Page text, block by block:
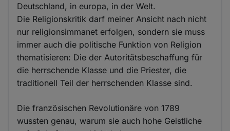
Deutschland, in europa, in der Welt.
Die Religionskritik darf meiner Ansicht nach nicht
nur religionsimmanet erfolgen, sondern sie muss
immer auch die politische Funktion von Religion
thematisieren: Die der Autoritätsbeschaffung für
die herrschende Klasse und die Priester, die
traditionell Teil der herrschenden Klasse sind.
Die französischen Revolutionäre von 1789
wussten genau, warum sie auch hohe Geistliche